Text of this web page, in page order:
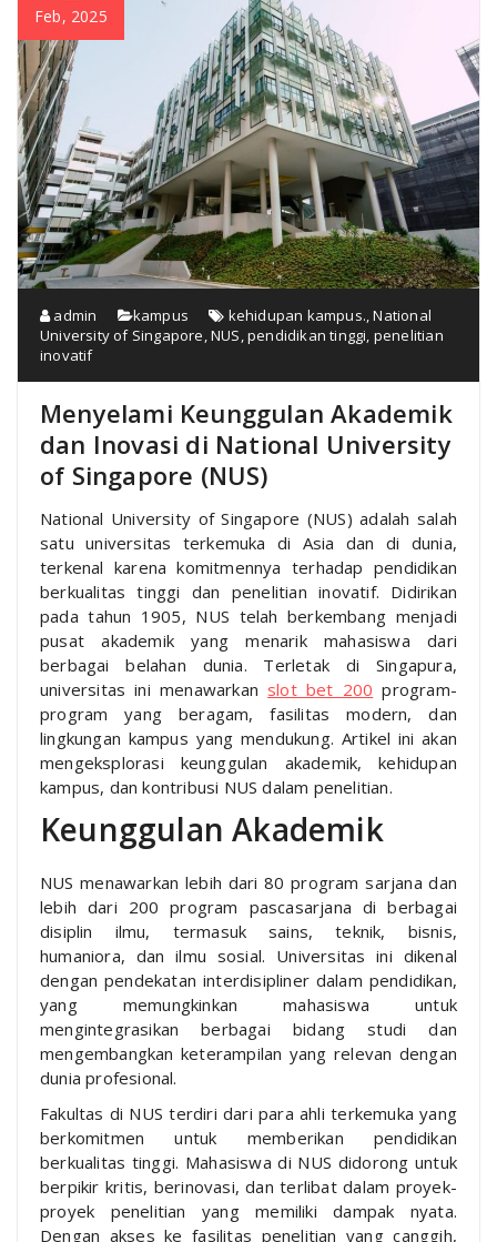
Feb, 2025
admin kampus kehidupan kampus.,National
University of Singapore,NUS,pendidikan tinggi, penelitian
inovatif
Menyelami Keunggulan Akademik
dan Inovasi di National University
of Singapore (NUS)
National University of Singapore (NUS) adalah salah
satu universitas terkemuka di Asia dan di dunia,
terkenal karena komitmennya terhadap pendidikan
berkualitas tinggi dan penelitian inovatif. Didirikan
pada tahun 1905, NUS telah berkembang menjadi
pusat akademik yang menarik mahasiswa dari
berbagai belahan dunia. Terletak di Singapura,
universitas ini menawarkan slot bet 200 program-
program yang beragam, fasilitas modern, dan
lingkungan kampus yang mendukung. Artikel ini akan
mengeksplorasi keunggulan akademik, kehidupan
kampus, dan kontribusi NUS dalam penelitian.
Keunggulan Akademik
NUS menawarkan lebih dari 80 program sarjana dan
lebih dari 200 program pascasarjana di berbagai
disiplin ilmu, termasuk sains, teknik, bisnis,
humaniora, dan ilmu sosial. Universitas ini dikenal
dengan pendekatan interdisipliner dalam pendidikan,
yang memungkinkan mahasiswa untuk
mengintegrasikan berbagai bidang studi dan
mengembangkan keterampilan yang relevan dengan
dunia profesional.
Fakultas di NUS terdiri dari para ahli terkemuka yang
berkomitmen untuk memberikan pendidikan
berkualitas tinggi. Mahasiswa di NUS didorong untuk
berpikir kritis, berinovasi, dan terlibat dalam proyek-
proyek penelitian yang memiliki dampak nyata.
Dengan akses ke fasilitas penelitian yang canggih,